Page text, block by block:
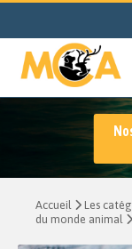
Accueil Les
du monde animal